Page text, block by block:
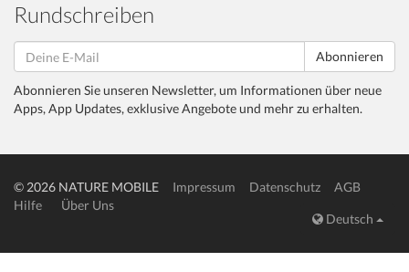
Rundschreiben
Abonnieren
Abonnieren Sie unseren Newsletter, um Informationen über neue
Apps, App Updates, exklusive Angebote und mehr zu erhalten.
© 2026 NATURE MOBILE Impressum Datenschutz
AGB
Hilfe
Über Uns
Deutsch